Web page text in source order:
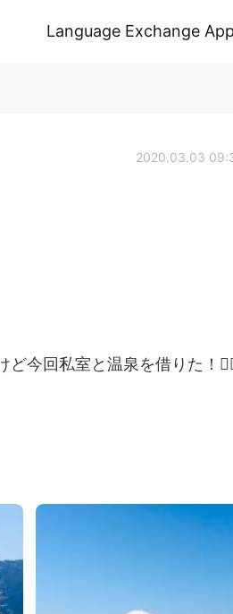
Language Exchange App
2020.03.03
今回私室と温泉を借りた！